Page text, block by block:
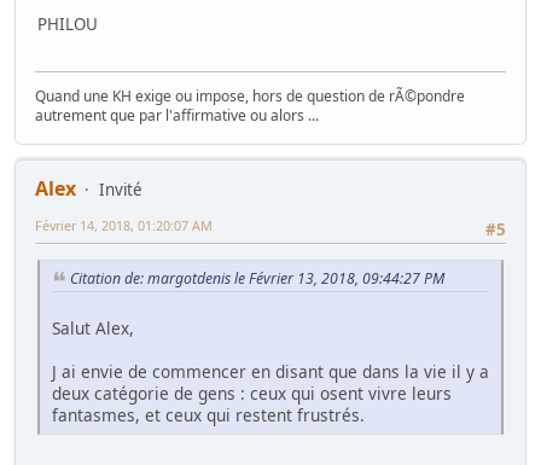
PHILOU
Quand une KH exige ou impose, hors de question de rÃ©pondre
autrement que par l'affirmative ou alors ...
Alex
Invité
#5
Février 14, 2018, 01:20:07 AM
Citation de: margotdenis le Février 13, 2018, 09:44:27 PM
Salut Alex,
J ai envie de commencer en disant que dans la vie il y a
deux catégorie de gens : ceux qui osent vivre leurs
fantasmes, et ceux qui restent frustrés.